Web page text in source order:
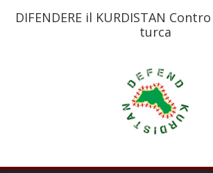
DIFENDERE il KURDISTAN
turca